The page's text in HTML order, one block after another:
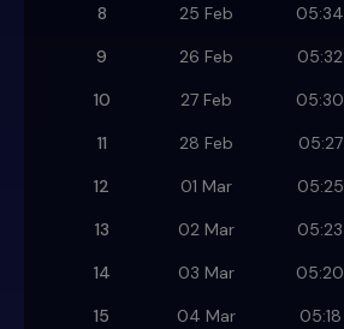
8
25 Feb 05:34
9
26 Feb 05:32
10
27 Feb 05:30
11
28 Feb 05:27
12
01 Mar 05:25
13
02 Mar 05:23
14
03 Mar 05:20
15
04 Mar 05:18